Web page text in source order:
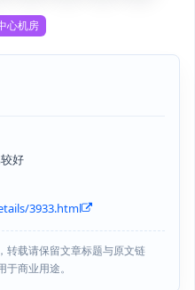
心机房
好
3933.html
转载请保留文章标题与原文链
商业用途。